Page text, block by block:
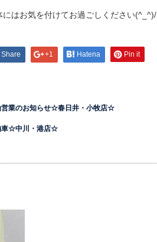
にはお気を付けてお過ごしください(^_^)/
Share +1 Hatena Pin it
営業のお知らせ☆春日井・小牧店☆
車☆中川・港店☆